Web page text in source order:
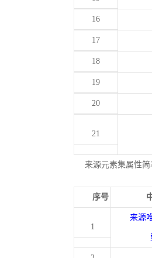
16
17
18
19
20
21
来源元素集属性简
序号
1
来源